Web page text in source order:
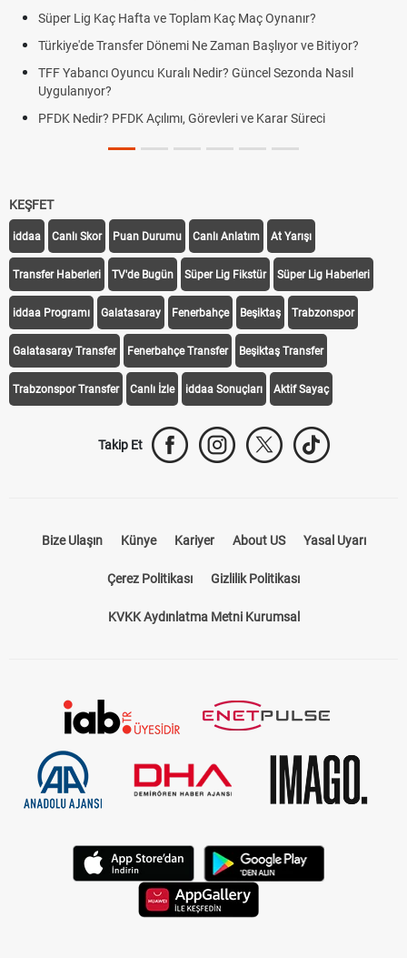
Oynanır?
ve Bitiyor?
Sezonda Nasıl
Karar Süreci
Skor Ne Demek? Sporda Skor ve Sonuç
Futbol Nasıl Oynanır? Temel Futbol
Deplasman Golü Kuralı Nedir? Hangi
DGS Sonuçları Ne Zaman Açıklanacak
KEŞFET
iddaa Canlı Skor Puan Durumu Canlı Anlatım At Yarışı
Transfer Haberleri TV'de Bugün Süper Lig Fikstür Süper Lig Haberleri
iddaa Programı Galatasaray Fenerbahçe Beşiktaş Trabzonspor
Galatasaray Transfer Fenerbahçe Transfer Beşiktaş Transfer
Trabzonspor Transfer Canlı İzle iddaa Sonuçları Aktif Sayaç